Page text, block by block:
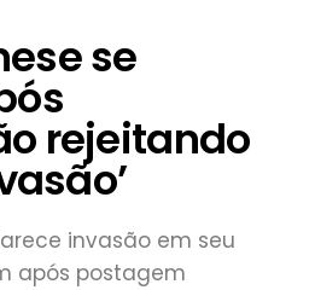
se
rejeitando
invasão em seu
após postagem